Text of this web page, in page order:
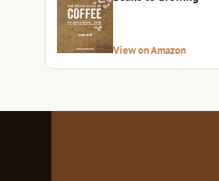
View on Amazon